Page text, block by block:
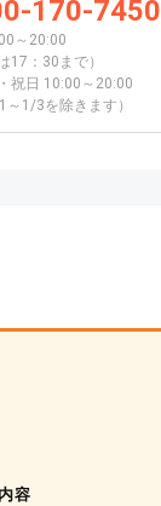
170-7450
～20:00
17：30まで）
祝日 10:00～20:00
～1/3を除きます）
容